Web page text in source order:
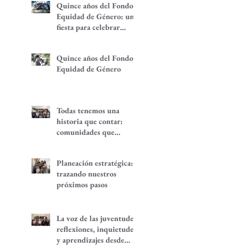
Quince años del Fondo
Equidad de Género: una
fiesta para celebrar
mujeres y alternativas
económicas
Quince años del Fondo
Equidad de Género
Todas tenemos una
historia que contar:
comunidades que
Planeación estratégica:
trazando nuestros
próximos pasos
La voz de las juventudes:
reflexiones, inquietudes
y aprendizajes desde